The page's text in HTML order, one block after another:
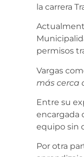
la carrera
permisos
Vargas
más cerca
Entre su
encargada
equipo sin
Por otra